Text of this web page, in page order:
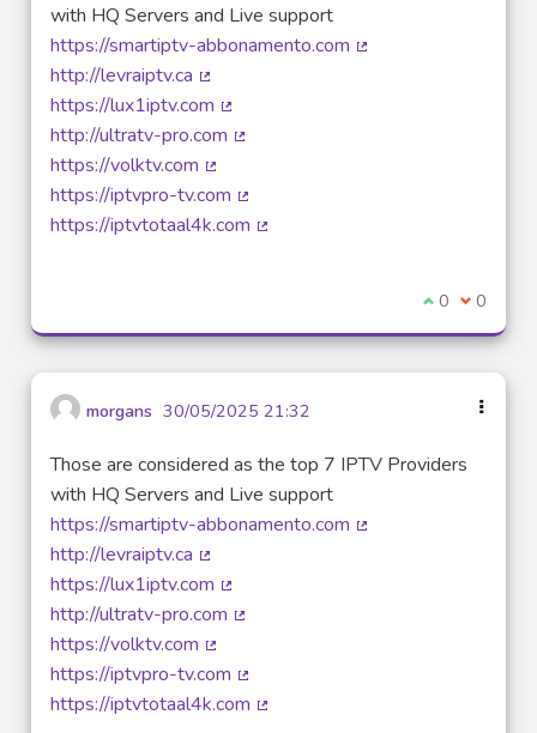
with HQ Servers and Live support
https://smartiptv-abbonamento.com
http://levraiptv.ca
(Lien externe)
https://lux1iptv.com
(Lien externe)
http://ultratv-pro.com
https://volktv.com
(Lien externe)
https://iptvpro-tv.com
(Lien externe)
https://iptvtotaal4k.com
Je suis
0 Je ne
0
morgans 30/05/2025 21:32
Those are considered as the top 7 IPTV Providers
with HQ Servers and Live support
https://smartiptv-abbonamento.com
http://levraiptv.ca
(Lien externe)
https://lux1iptv.com
(Lien externe)
http://ultratv-pro.com
https://volktv.com
(Lien externe)
https://iptvpro-tv.com
(Lien externe)
https://iptvtotaal4k.com